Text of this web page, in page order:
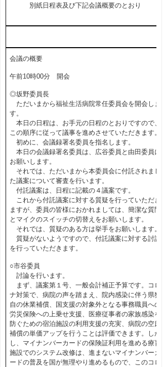
別紙日程表及び下記会議概要のとおり
会議の概要
午前10時00分 開会
◎坂野委員長
ただいまから福祉生活病院常任委員会を開会しま
す。
本日の日程は、お手元の日程のとおりですので、
この順序に従って議事を進めさせていただきます。
初めに、会議録署名委員を指名します。
本日の会議録署名委員は、広谷委員と由田委員に
お願いします。
それでは、ただいまから本委員会に付託されまし
た議案について審査を行います。
付託議案は、日程に記載の４議案です。
これから付託議案に対する質疑を行っていただき
ますが、委員の皆様におかれましては、簡潔な質問
とマイクのスイッチの切替えをお願いします。
それでは、質疑のある方は挙手をお願いします。
質疑がないようですので、付託議案に対する討論
を行っていただきます。
○市谷委員
討論を行います。
まず、議案第１号、一般会計補正予算です。コロ
ナ対策で、病院の声を踏まえ、院内感染に伴う県独
自の休業補償、国支援の対象外となる事務職員への
労災保険への上乗せ支援、医療従事者の家族感染を
防ぐための宿泊施設の利用支援の充実、病院の空床
補償の単価アップを行うことは評価できます。しか
し、マイナンバーカードの保険証利用を進める療育
施設でのシステム改修は、進まないマイナンバーカ
ードの普及を国が無理やり進めるもので、このコロ